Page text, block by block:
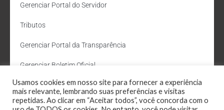
Gerenciar Portal do Servidor
Tributos
Gerenciar Portal da Transparência
Gerenciar Boletim Oficial
Departamento de Água e Esgoto
Administração Site
Usamos cookies em nosso site para fornecer a experiência
mais relevante, lembrando suas preferências e visitas
repetidas. Ao clicar em “Aceitar todos”, você concorda com o